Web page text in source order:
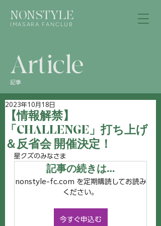
NONSTYLE
IMASARA FANCLUB
Article
記事
【情報解禁】
「CHALLENGE」打ち上げ
＆反省会 開催決定！
2023年10月18日
星クズのみなさま
記事の続きは…
nonstyle-fc.com を定期購読してお読み
ください。
今すぐ申込む